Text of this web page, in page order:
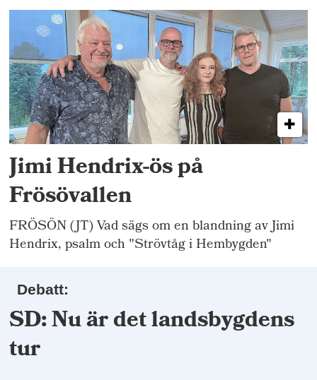
Jimi Hendrix-ös på
Frösövallen
FRÖSÖN (JT) Vad sägs om en blandning av Jimi
Hendrix, psalm och "Strövtåg i Hembygden"
Debatt:
SD: Nu är det landsbygdens
tur